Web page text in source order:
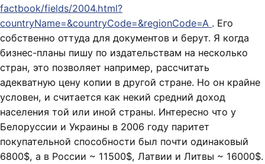
factbook/fields/2004.html?
countryName=&countryCode=&regionCode=A . Его
собственно оттуда для документов и берут. Я когда
бизнес-планы пишу по издательствам на несколько
стран, это позволяет например, рассчитать
адекватную цену копии в другой стране. Но он крайне
условен, и считается как некий средний доход
населения той или иной страны. Интересно что у
Белоруссии и Украины в 2006 году паритет
покупательной способности был почти одинаковый
6800$, а в России ~ 11500$, Латвии и Литвы ~ 16000$.